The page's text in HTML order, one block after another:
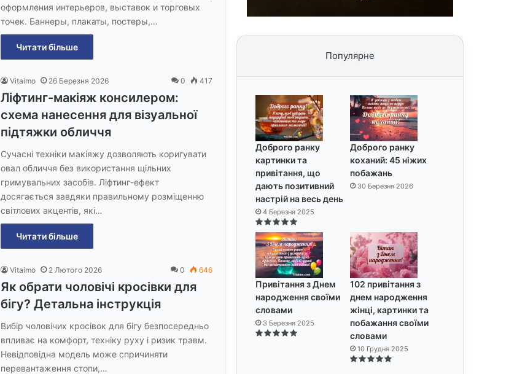
оформления интерьеров, выставок и торговых
точек. Баннеры, плакаты, постеры,…
Читати більше
Vitaimo 26 Березня 2026 0 417
Ліфтинг-макіяж консилером:
схема нанесення для візуальної
підтяжки обличчя
Сучасні техніки макіяжу дозволяють коригувати
овал обличчя без використання щільних
гримувальних засобів. Ліфтинг-ефект
досягається завдяки правильному розміщенню
світлових акцентів, які…
Читати більше
Vitaimo 2 Лютого 2026 0 646
Як обрати чоловічі кросівки для
бігу? Детальна інструкція
Вибір чоловічих кросівок для бігу безпосередньо
впливає на комфорт, техніку руху і ризик травм.
Невідповідна модель може спричиняти
перевантаження стопи,…
Популярне
Доброго ранку
картинки та
привітання, що
дають позитивний
настрій на весь день
4 Березня 2025
Доброго ранку
коханий: 45 ніжих
побажань
30 Березня 2026
Привітання з Днем
народження своїми
словами
3 Березня 2025
102 привітання з
днем народження
жінці, картинки та
побажання своїми
словами
10 Грудня 2025